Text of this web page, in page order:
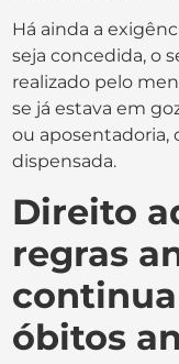
Há ainda a
seja concedida, o
realizado pelo
se já estava em
ou aposentadoria,
dispensada.
Direito
regras
óbitos